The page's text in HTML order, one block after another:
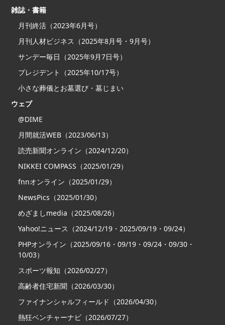
雑誌・書籍
月刊終活（2023年6月号）
月刊人材ビジネス（2025年8月号・9月号）
サンデー毎日（2025年9月7日号）
プレジデント（2025年10/17号）
小さな葬儀とお墓選び・墓じまい
ウェブ
@DIME
月間就活WEB（2023/06/13）
読売新聞オンライン（2024/12/20）
NIKKEI COMPASS（2025/01/29）
fnnオンライン（2025/01/29）
NewsPics（2025/01/30）
めざましmedia（2025/08/26）
Yahoo!ニュース（2024/12/19・2025/09/19・09/24）
PHPオンライン（2025/09/16・09/19・09/24・09/30・
10/03）
スポーツ報知（2026/02/27）
高齢者住宅新聞（2026/03/30）
ファイナンシャルフィールド（2026/04/30）
熱狂ベンチャーナビ（2026/07/27）